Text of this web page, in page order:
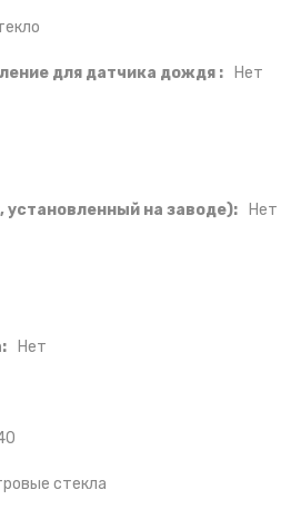
для датчика дождя : Нет
установленный на заводе): Нет
Нет
стекла